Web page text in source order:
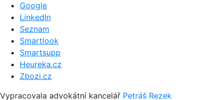
Google
LinkedIn
Seznam
Smartlook
Smartsupp
Heureka.cz
Zbozi.cz
Vypracovala advokátní kancelář Petráš Rezek